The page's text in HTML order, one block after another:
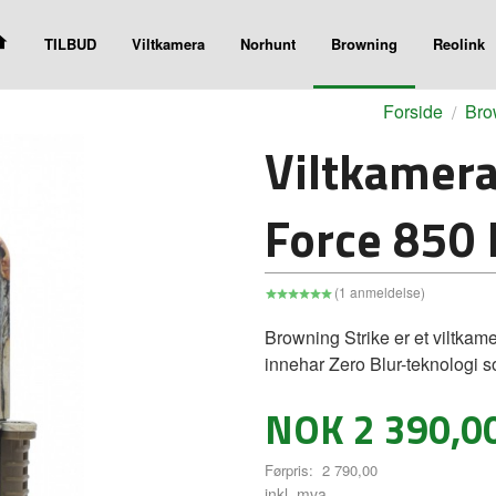
TILBUD Viltkamera Norhunt Browning Reolink
Forside
Force
(1 anmeldelse)
Browning Strike er et
innehar Zero Blur-teknologi
Tilbud
NOK 2
Førpris: 2 790,00